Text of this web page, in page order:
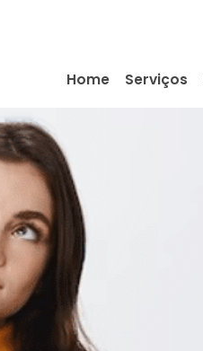
Home
Serviços